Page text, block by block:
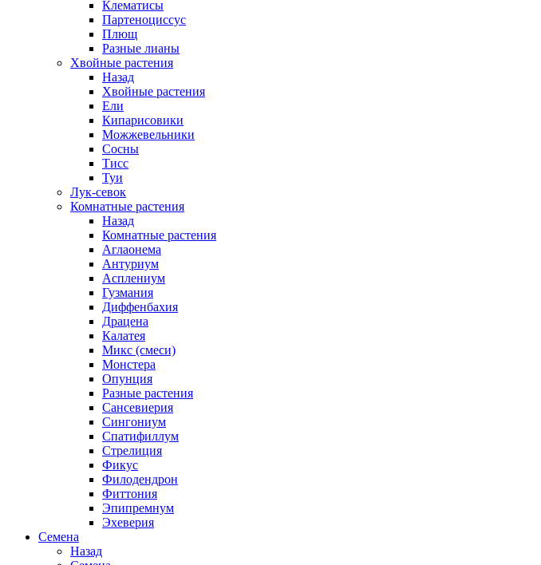
Клематисы
Партеноциссус
Плющ
Разные лианы
Хвойные растения
Назад
Хвойные растения
Ели
Кипарисовики
Можжевельники
Сосны
Тисс
Туи
Лук-севок
Комнатные растения
Назад
Комнатные растения
Аглаонема
Антуриум
Асплениум
Гузмания
Диффенбахия
Драцена
Калатея
Микс (смеси)
Монстера
Опунция
Разные растения
Сансевиерия
Сингониум
Спатифиллум
Стрелиция
Фикус
Филодендрон
Фиттония
Эпипремнум
Эхеверия
Семена
Назад